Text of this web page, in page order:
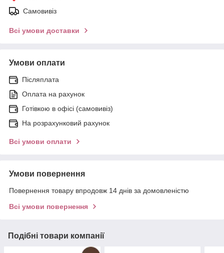
Самовивіз
Всі умови доставки
Умови оплати
Післяплата
Оплата на рахунок
Готівкою в офісі (самовивіз)
На розрахунковий рахунок
Всі умови оплати
Умови повернення
Повернення товару впродовж 14 днів за домовленістю
Всі умови повернення
Подібні товари компанії